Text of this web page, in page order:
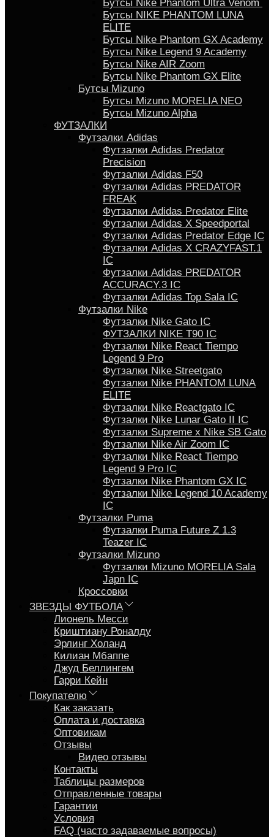
Бутсы Nike Phantom Ultra Venom
Бутсы NIKE PHANTOM LUNA
ELITE
Бутсы Nike Phantom GX Academy
Бутсы Nike Legend 9 Academy
Бутсы Nike AIR Zoom
Бутсы Nike Phantom GX Elite
Бутсы Mizuno
Бутсы Mizuno MORELIA NEO
Бутсы Mizuno Alpha
ФУТЗАЛКИ
Футзалки Adidas
Футзалки Adidas Predator
Precision
Футзалки Adidas F50
Футзалки Adidas PREDATOR
FREAK
Футзалки Adidas Predator Elite
Футзалки Аdidas X Speedportal
Футзалки Adidas Predator Edge IC
Футзалки Adidas X CRAZYFAST.1
IC
Футзалки Adidas PREDATOR
ACCURACY.3 IC
Футзалки Аdidas Top Sala IC
Футзалки Nike
Футзалки Nike Gato IC
ФУТЗАЛКИ NIKE T90 IC
Футзалки Nike React Tiempo
Legend 9 Pro
Футзалки Nike Streetgato
Футзалки Nike PHANTOM LUNA
ELITE
Футзалки Nike Reactgato IC
Футзалки Nike Lunar Gato II IC
Футзалки Supreme x Nike SB Gato
Футзалки Nike Air Zoom IC
Футзалки Nike React Tiempo
Legend 9 Pro IC
Футзалки Nike Phantom GX IC
Футзалки Nike Legend 10 Academy
IC
Футзалки Puma
Футзалки Puma Future Z 1.3
Teazer IC
Футзалки Mizuno
Футзалки Mizuno MORELIA Sala
Japn IC
Кроссовки
ЗВЕЗДЫ ФУТБОЛА
Лионель Месси
Криштиану Роналду
Эрлинг Холанд
Килиан Мбаппе
Джуд Беллингем
Гарри Кейн
Покупателю
Как заказать
Оплата и доставка
Оптовикам
Отзывы
Видео отзывы
Контакты
Таблицы размеров
Отправленные товары
Гарантии
Условия
FAQ (часто задаваемые вопросы)